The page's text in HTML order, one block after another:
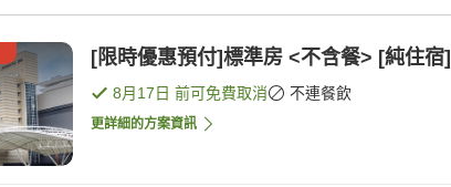
[限時優惠預付]標準房 <不含餐> [純住宿]
8月17日 前可免費取消 不連餐飲
更詳細的方案資訊